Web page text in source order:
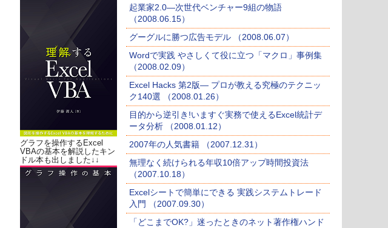
グラフを操作するExcel
VBAの基本を解説したキン
ドル本も出しました↓↓
起業家2.0―次世代ベンチャー9組の物語
（2008.06.15）
グーグルに勝つ広告モデル （2008.06.07）
Wordで実践 やさしくて役に立つ「マクロ」事例集
（2008.02.09）
Excel Hacks 第2版― プロが教える究極のテクニッ
ク140選 （2008.01.26）
目的から逆引き!いますぐ実務で使えるExcel統計デ
ータ分析 （2008.01.12）
2007年の人気書籍 （2007.12.31）
無理なく続けられる年収10倍アップ時間投資法
（2007.10.18）
Excelシートで簡単にできる 実践システムトレード
入門 （2007.09.30）
「どこまでOK?」迷ったときのネット著作権ハンド